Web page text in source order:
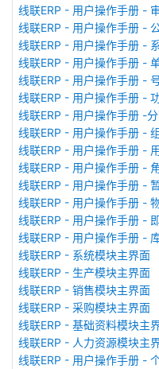
线联ERP - 用户操作手册 -
线联ERP - 用户操作手册 -
线联ERP - 用户操作手册 -
线联ERP - 用户操作手册 -
线联ERP - 用户操作手册 -
线联ERP - 用户操作手册 -
线联ERP - 用户操作手册 -
线联ERP - 用户操作手册 -
线联ERP - 用户操作手册 -
线联ERP - 用户操作手册 -
线联ERP - 用户操作手册 -
线联ERP - 用户操作手册 -
线联ERP - 用户操作手册 -
线联ERP - 用户操作手册 -
线联ERP - 系统模块主界面
线联ERP - 生产模块主界面
线联ERP - 销售模块主界面
线联ERP - 采购模块主界面
线联ERP - 基础资料模块主
线联ERP - 人力资源模块主
线联ERP - 用户操作手册 -